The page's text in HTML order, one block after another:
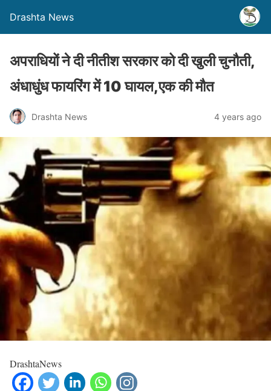
Drashta News
अपराधियों ने दी नीतीश सरकार को दी खुली चुनौती,
अंधाधुंध फायरिंग में 10 घायल,एक की मौत
Drashta News 4 years ago
DrashtaNews